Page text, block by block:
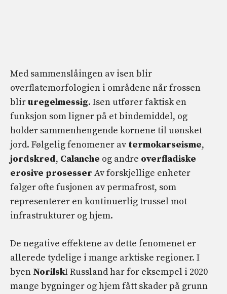
Med sammenslåingen av isen blir
overflatemorfologien i områdene når frossen
bliruregelmessig. Isen utfører faktisk en
funksjon som ligner på et bindemiddel, og
holder sammenhengende kornene til uønsket
jord. Følgelig fenomener av termokarseisme,
jordskred, Calanche og andre overfladiske
erosive prosesser Av forskjellige enheter
følger ofte fusjonen av permafrost, som
representerer en kontinuerlig trussel mot
infrastrukturer og hjem.
De negative effektene av dette fenomenet er
allerede tydelige i mange arktiske regioner. I
byen NorilskI Russland har for eksempel i 2020
mange bygninger og hjem fått skader på grunn